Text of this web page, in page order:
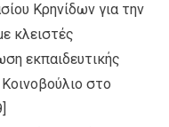
Κρηνίδων για την
κλειστές
εκπαιδευτικής
στο